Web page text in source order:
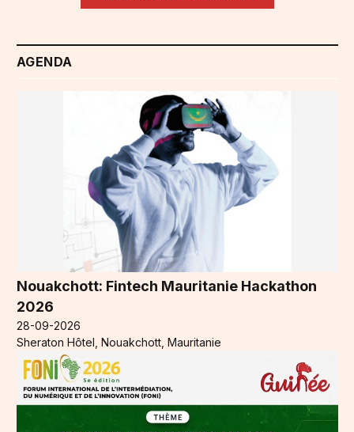
AGENDA
Nouakchott: Fintech Mauritanie Hackathon
2026
28-09-2026
Sheraton Hôtel, Nouakchott, Mauritanie